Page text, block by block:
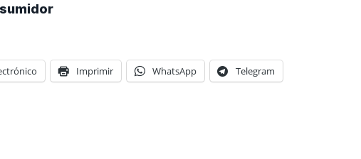
Imprimir WhatsApp Telegram